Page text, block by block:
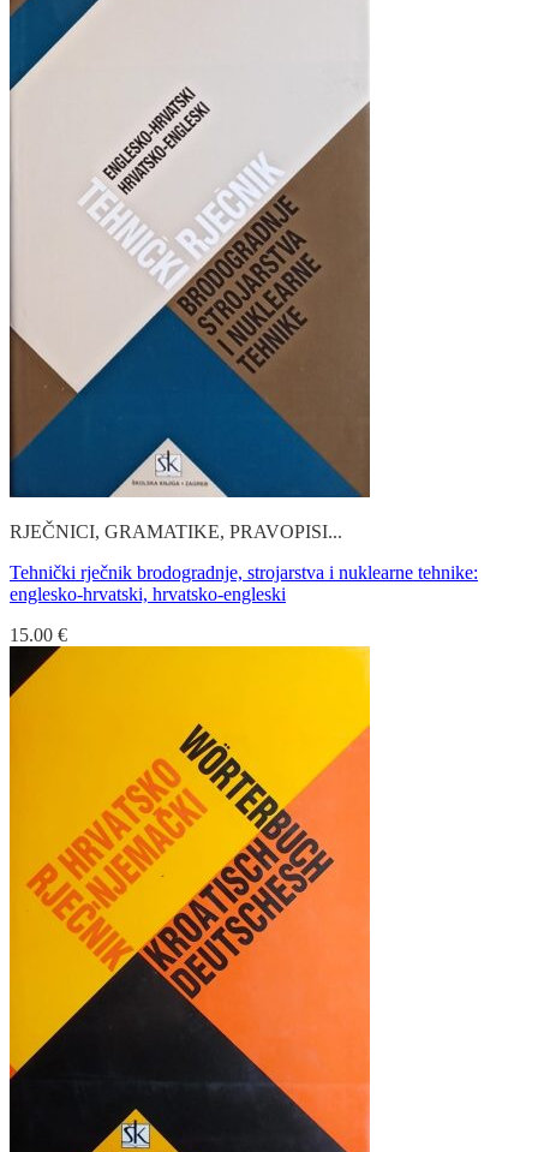
RJEČNICI, GRAMATIKE, PRAVOPISI...
Tehnički rječnik brodogradnje, strojarstva i nuklearne tehnike:
englesko-hrvatski, hrvatsko-engleski
15.00 €